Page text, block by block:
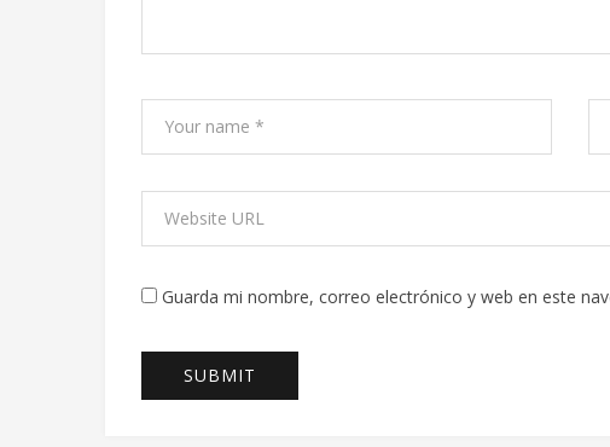
Guarda mi nombre, correo electrónico y web en este